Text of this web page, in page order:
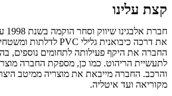
קצת עלינו
החברה את היקף פעילותה לתחומים נוספים,
לתעשיית הריהוט. כמו כן, מספקת החברה
והרכב. החברה מייבאת את מוצריה ממיטב
מקוריאה ועד איטליה.